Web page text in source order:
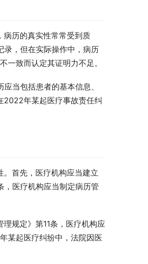
病历的真实性常常受到质
录，但在实际操作中，病历
致而认定其证明力不足。
当包括患者的基本信息、
2022年某起医疗事故责任纠
首先，医疗机构应当建立
，医疗机构应当制定病历管
规定》第11条，医疗机构应
某起医疗纠纷中，法院因医